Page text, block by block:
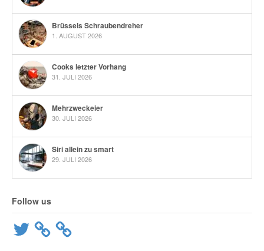
Brüssels Schraubendreher
1. AUGUST 2026
Cooks letzter Vorhang
31. JULI 2026
Mehrzweckeier
30. JULI 2026
Siri allein zu smart
29. JULI 2026
Follow us
Twitter